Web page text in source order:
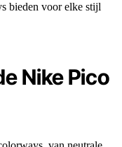
bieden voor elke stijl
Nike Pico